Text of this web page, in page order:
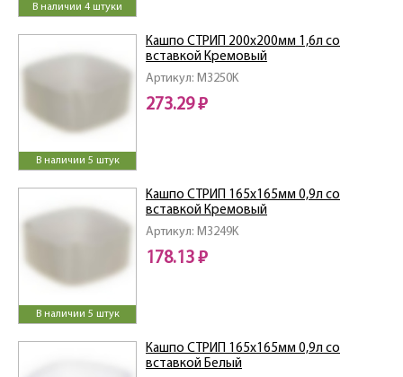
В наличии 4 штуки
В наличии 5 штук
Артикул: M3250K
Кашпо СТРИП 200х200мм 1,6л со
вставкой Кремовый
273.29 ₽
В наличии 5 штук
Артикул: M3249K
Кашпо СТРИП 165х165мм 0,9л со
вставкой Кремовый
178.13 ₽
Кашпо СТРИП 165х165мм 0,9л со
вставкой Белый